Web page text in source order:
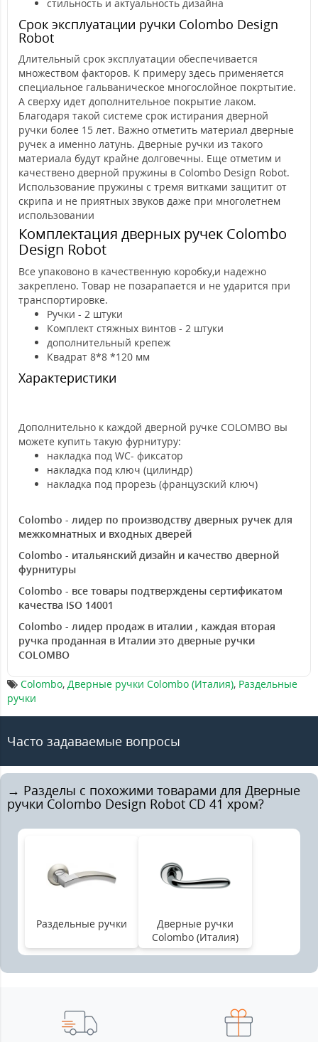
стильность и актуальность дизайна
Срок эксплуатации ручки Colombo Design
Robot
Длительный срок эксплуатации обеспечивается
множеством факторов. К примеру здесь применяется
специальное гальваническое многослойное покртытие.
А сверху идет дополнительное покрытие лаком.
Благодаря такой системе срок истирания дверной
ручки более 15 лет. Важно отметить материал дверные
ручек а именно латунь. Дверные ручки из такого
материала будут крайне долговечны. Еще отметим и
качествено дверной пружины в Colombo Design Robot.
Использование пружины с тремя витками защитит от
скрипа и не приятных звуков даже при многолетнем
использовании
Комплектация дверных ручек Colombo
Design Robot
Все упаковоно в качественную коробку,и надежно
закреплено. Товар не позарапается и не ударится при
транспортировке.
Ручки - 2 штуки
Комплект стяжных винтов - 2 штуки
дополнительный крепеж
Квадрат 8*8 *120 мм
Характеристики
Дополнительно к каждой дверной ручке COLOMBO вы
можете купить такую фурнитуру:
накладка под WC- фиксатор
накладка под ключ (цилиндр)
накладка под прорезь (французский ключ)
Colombo - лидер по производству дверных ручек для
межкомнатных и входных дверей
Colombo - итальянский дизайн и качество дверной
фурнитуры
Colombo - все товары подтверждены сертификатом
качества ISO 14001
Colombo - лидер продаж в италии , каждая вторая
ручка проданная в Италии это дверные ручки
COLOMBO
Colombo, Дверные ручки Colombo (Италия), Раздельные
ручки
Часто задаваемые вопросы
→ Разделы с похожими товарами для Дверные
ручки Colombo Design Robot CD 41 хром?
Раздельные ручки
Дверные ручки
Colombo (Италия)